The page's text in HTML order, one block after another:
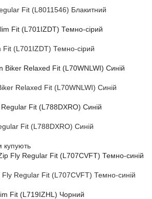
Fit (L8011546) Блакитний
(L701IZDT) Темно-сірий
Relaxed Fit (L70WNLWI) Синій
Fit (L788DXRO) Синій
купують
Regular Fit (L707CVFT) Темно-синій